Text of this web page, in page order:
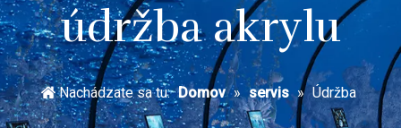
údržba akrylu
Nachádzate sa tu: Domov » servis » Údržba